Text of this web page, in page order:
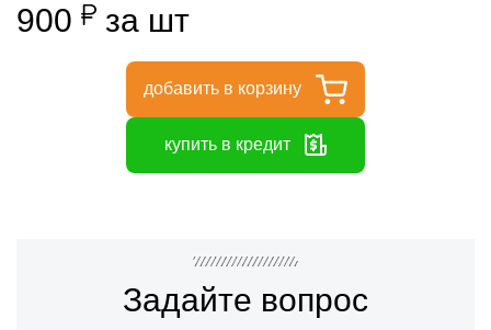
900 за шт
добавить в корзину
купить в кредит
Задайте вопрос